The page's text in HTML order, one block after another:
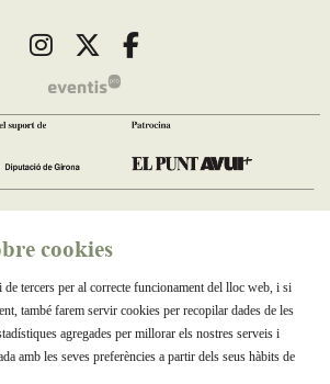
Link a instagram
Link a twitter
Link a facebook
cookies
tercers per al correcte funcionament del lloc web, i si
també farem servir cookies per recopilar dades de les
agregades per millorar els nostres serveis i
amb les seves preferències a partir dels seus hàbits de